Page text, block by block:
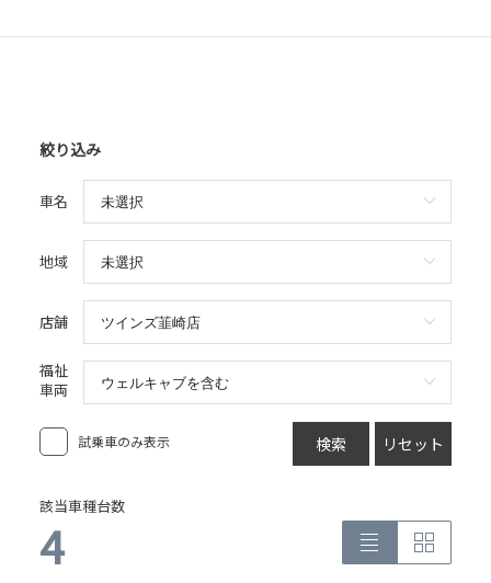
絞り込み
車名
地域
店舗
福祉
車両
試乗車のみ表示 検索 リセット
該当車種台数
4